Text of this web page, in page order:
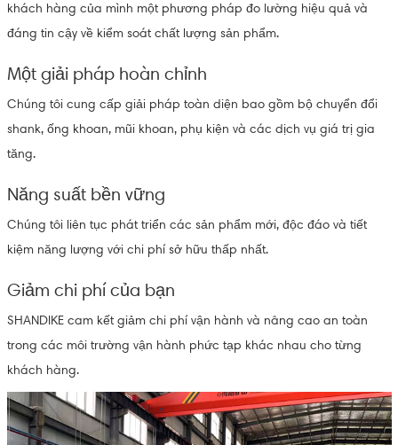
khách hàng của mình một phương pháp đo lường hiệu quả và
đáng tin cậy về kiểm soát chất lượng sản phẩm.
Một giải pháp hoàn chỉnh
Chúng tôi cung cấp giải pháp toàn diện bao gồm bộ chuyển đổi
shank, ống khoan, mũi khoan, phụ kiện và các dịch vụ giá trị gia
tăng.
Năng suất bền vững
Chúng tôi liên tục phát triển các sản phẩm mới, độc đáo và tiết
kiệm năng lượng với chi phí sở hữu thấp nhất.
Giảm chi phí của bạn
SHANDIKE cam kết giảm chi phí vận hành và nâng cao an toàn
trong các môi trường vận hành phức tạp khác nhau cho từng
khách hàng.